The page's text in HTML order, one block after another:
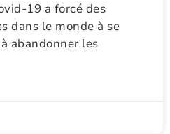
19 a forcé des
dans le monde à se
abandonner les